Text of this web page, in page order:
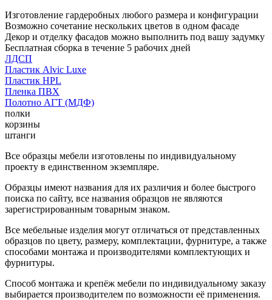
Изготовление гардеробных любого размера и конфигурации
Возможно сочетание нескольких цветов в одном фасаде
Декор и отделку фасадов можно выполнить под вашу задумку
Бесплатная сборка в течение 5 рабочих дней
ЛДСП
Пластик Alvic Luxe
Пластик HPL
Пленка ПВХ
Полотно АГТ (МДФ)
полки
корзины
штанги
Все образцы мебели изготовлены по индивидуальному
проекту в единственном экземпляре.
Образцы имеют названия для их различия и более быстрого
поиска по сайту, все названия образцов не являются
зарегистрированным товарным знаком.
Все мебельные изделия могут отличаться от представленных
образцов по цвету, размеру, комплектации, фурнитуре, а также
способами монтажа и производителями комплектующих и
фурнитуры.
Способ монтажа и крепёж мебели по индивидуальному заказу
выбирается производителем по возможности её применения.